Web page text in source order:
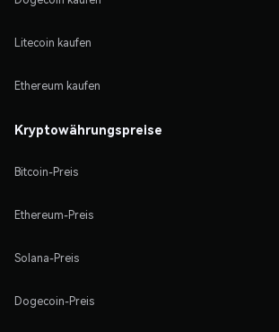
Litecoin kaufen
Ethereum kaufen
Kryptowährungspreise
Bitcoin-Preis
Ethereum-Preis
Solana-Preis
Dogecoin-Preis